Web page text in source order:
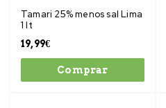
Tamari 25% menos sal Lima
1 lt
19,99€
Comprar